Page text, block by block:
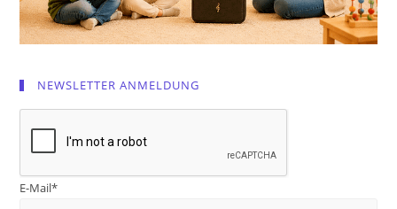
NEWSLETTER ANMELDUNG
E-Mail*